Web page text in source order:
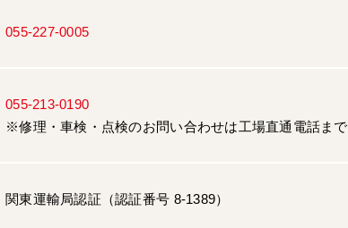
055-227-0005
055-213-0190
※修理・車検・点検のお問い合わせは工場直通電話まで
関東運輸局認証（認証番号 8-1389）